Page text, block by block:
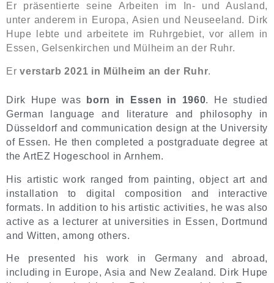
Er präsentierte seine Arbeiten im In- und Ausland,
unter anderem in Europa, Asien und Neuseeland. Dirk
Hupe lebte und arbeitete im Ruhrgebiet, vor allem in
Essen, Gelsenkirchen und Mülheim an der Ruhr.
Erverstarb 2021 in Mülheim an der Ruhr.
Dirk Hupe was born in Essen in 1960. He studied
German language and literature and philosophy in
Düsseldorf and communication design at the University
of Essen. He then completed a postgraduate degree at
the ArtEZ Hogeschool in Arnhem.
His artistic work ranged from painting, object art and
installation to digital composition and interactive
formats. In addition to his artistic activities, he was also
active as a lecturer at universities in Essen, Dortmund
and Witten, among others.
He presented his work in Germany and abroad,
including in Europe, Asia and New Zealand. Dirk Hupe